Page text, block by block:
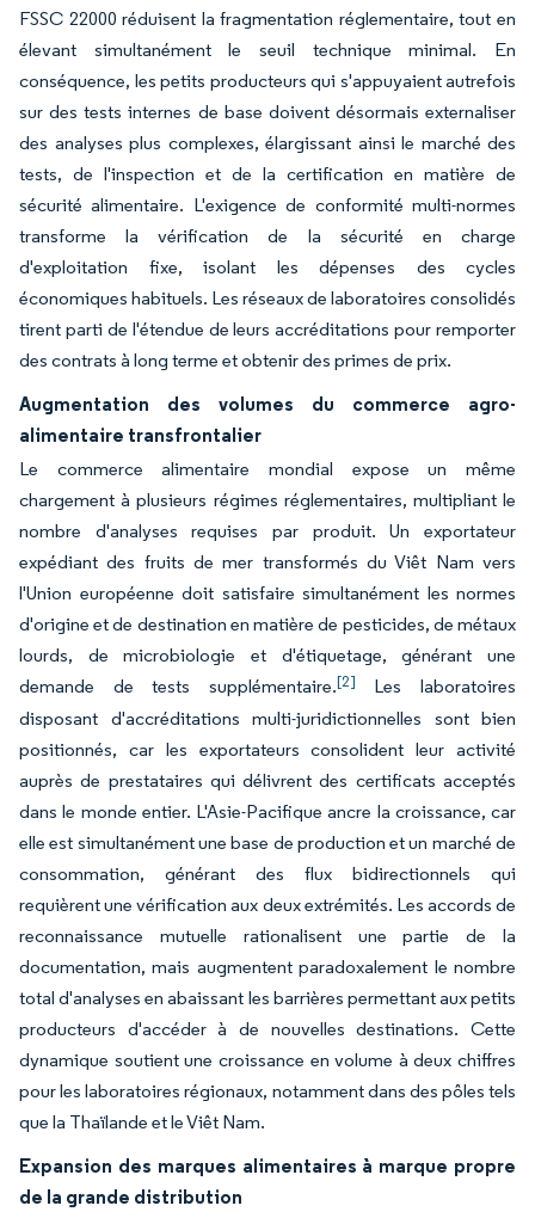
FSSC 22000 réduisent la fragmentation réglementaire, tout en
élevant simultanément le seuil technique minimal. En
conséquence, les petits producteurs qui s'appuyaient autrefois
sur des tests internes de base doivent désormais externaliser
des analyses plus complexes, élargissant ainsi le marché des
tests, de l'inspection et de la certification en matière de
sécurité alimentaire. L'exigence de conformité multi-normes
transforme la vérification de la sécurité en charge
d'exploitation fixe, isolant les dépenses des cycles
économiques habituels. Les réseaux de laboratoires consolidés
tirent parti de l'étendue de leurs accréditations pour remporter
des contrats à long terme et obtenir des primes de prix.
Augmentation des volumes du commerce agro-
alimentaire transfrontalier
Le commerce alimentaire mondial expose un même
chargement à plusieurs régimes réglementaires, multipliant le
nombre d'analyses requises par produit. Un exportateur
expédiant des fruits de mer transformés du Viêt Nam vers
l'Union européenne doit satisfaire simultanément les normes
d'origine et de destination en matière de pesticides, de métaux
lourds, de microbiologie et d'étiquetage, générant une
demande de tests supplémentaire.[2]
Les laboratoires
disposant d'accréditations multi-juridictionnelles sont bien
positionnés, car les exportateurs consolident leur activité
auprès de prestataires qui délivrent des certificats acceptés
dans le monde entier. L'Asie-Pacifique ancre la croissance, car
elle est simultanément une base de production et un marché de
consommation, générant des flux bidirectionnels qui
requièrent une vérification aux deux extrémités. Les accords de
reconnaissance mutuelle rationalisent une partie de la
documentation, mais augmentent paradoxalement le nombre
total d'analyses en abaissant les barrières permettant aux petits
producteurs d'accéder à de nouvelles destinations. Cette
dynamique soutient une croissance en volume à deux chiffres
pour les laboratoires régionaux, notamment dans des pôles tels
que la Thaïlande et le Viêt Nam.
Expansion des marques alimentaires à marque propre
de la grande distribution